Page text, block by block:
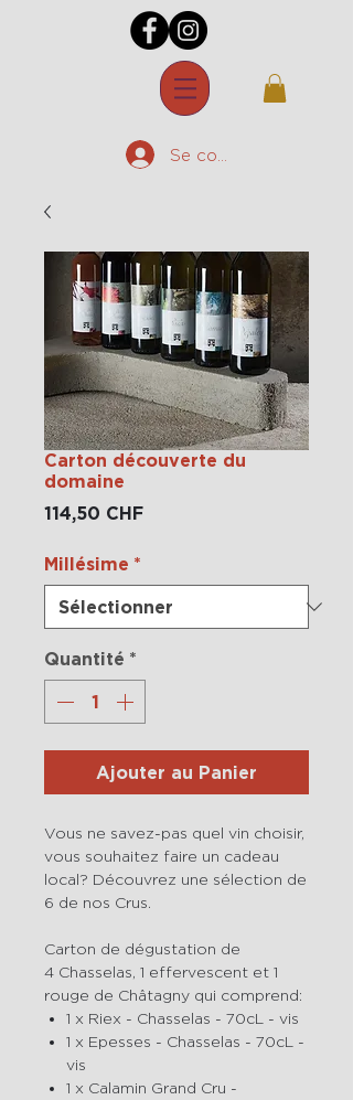
Se connecter
Carton découverte du
domaine
114,50 CHFPrix
Millésime *
Quantité *
Ajouter au Panier
Vous ne savez-pas quel vin choisir,
vous souhaitez faire un cadeau
local? Découvrez une sélection de
6 de nos Crus.
Carton de dégustation de
4 Chasselas, 1 effervescent et 1
rouge de Châtagny qui comprend:
1 x Riex - Chasselas - 70cL - vis
1 x Epesses - Chasselas - 70cL -
vis
1 x Calamin Grand Cru -